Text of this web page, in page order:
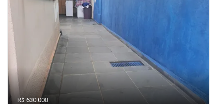
R$ 630.000